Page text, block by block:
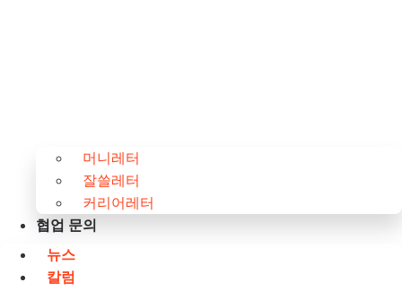
머니레터
잘쓸레터
커리어레터
협업 문의
뉴스
칼럼